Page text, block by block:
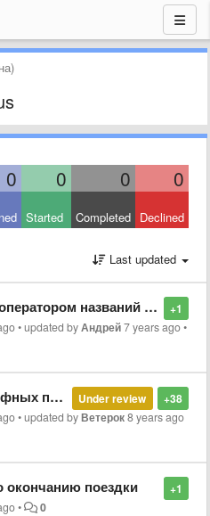
0 0 0 0
Started Completed Declined
Last updated
+1
улиц и быстрых адресов
•updated byАндрей7 years ago•
+38
Under review
водителей
•updated byВетерок8 years ago
+1
окончанию поездки
• 0